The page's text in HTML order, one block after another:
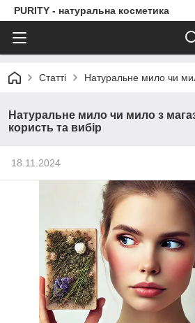
PURITY - натуральна косметика
Статті Натуральне мило чи
Натуральне мило чи мило з
користь та вибір
18.11.2024